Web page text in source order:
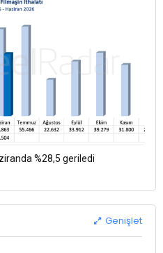
%28,5 geriledi
Genişlet